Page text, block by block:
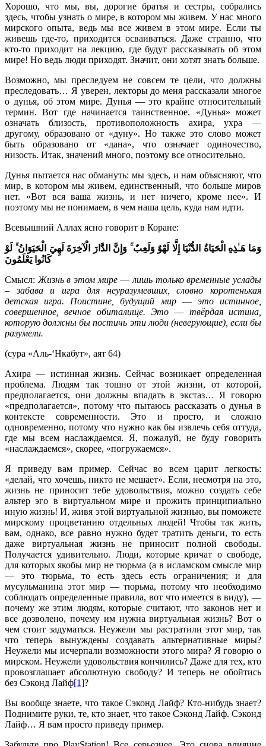
Хорошо, что мы, вы, дорогие братья и сестры, собрались
здесь, чтобы узнать о мире, в котором мы живем. У нас много
мирского опыта, ведь мы все живем в этом мире. Если ты
живешь где-то, приходится осваиваться. Даже странно, что
кто-то приходит на лекцию, где будут рассказывать об этом
мире! Но ведь люди приходят. Значит, они хотят знать больше.
Возможно, мы преследуем не совсем те цели, что должны
преследовать… Я уверен, лекторы до меня рассказали многое
о дунья, об этом мире. Дунья — это крайне относительный
термин. Вот где начинается таинственное. «Дунья» может
означать близость, противоположность ахира, ухра —
другому, образовано от «дуну». Но также это слово может
быть образовано от «дана», что означает одиночество,
низость. Итак, значений много, поэтому все относительно.
Дунья пытается нас обмануть: мы здесь, и нам объясняют, что
мир, в котором мы живем, единственный, что больше миров
нет. «Вот вся ваша жизнь, и нет ничего, кроме нее». И
поэтому мы не понимаем, в чем наша цель, куда нам идти.
Всевышний Аллах ясно говорит в Коране:
وَمَا هَـٰذِهِ الْحَيَاةُ الدُّنْيَا إِلَّا لَهْوٌ وَلَعِبٌ ۚ وَإِنَّ الدَّارَ الْآخِرَةَ لَهِيَ الْحَيَوَانُ ۚ لَوْ
كَانُوا يَعْلَمُونَ
Смысл: Жизнь в этом мире— лишь только временные услады
– забава и игра для неуразумевших, словно коротенькая
детская игра. Поистине, будущий мир —это истинное,
совершенное, вечное обиталище. Это— твёрдая истина,
которую должны бы постичь эти люди (неверующие), если бы
разумели.
(сура «Аль-‘Нкабут», аят 64)
Ахира — истинная жизнь. Сейчас возникает определенная
проблема. Людям так тошно от этой жизни, от которой,
предполагается, они должны впадать в экстаз… Я говорю
«предполагается», потому что пытаюсь рассказать о дунья в
контексте современности. Это и просто, и сложно
одновременно, потому что нужно как бы извлечь себя оттуда,
где мы всем наслаждаемся. Я, пожалуй, не буду говорить
«наслаждаемся», скорее, «погружаемся».
Я приведу вам пример. Сейчас во всем царит легкость:
«делай, что хочешь, никто не мешает». Если, несмотря на это,
жизнь не приносит тебе удовольствия, можно создать себе
альтер эго в виртуальном мире и прожить принципиально
иную жизнь! И, живя этой виртуальной жизнью, вы поможете
мирскому процветанию отдельных людей! Чтобы так жить,
вам, однако, все равно нужно будет тратить деньги, то есть
даже виртуальная жизнь не приносит полной свободы.
Получается удивительно. Люди, которые кричат о свободе,
для которых якобы мир не тюрьма (а в исламском смысле мир
— это тюрьма, то есть здесь есть ограничения; и для
мусульманина этот мир — тюрьма, потому что необходимо
соблюдать определенные правила, вот что имеется в виду), —
почему же этим людям, которые считают, что законов нет и
все дозволено, почему им нужна виртуальная жизнь? Вот о
чем стоит задуматься. Неужели мы растратили этот мир, так
что теперь вынуждены создавать альтернативные миры?
Неужели мы исчерпали возможности этого мира? Я говорю о
мирском. Неужели удовольствия кончились? Даже для тех, кто
провозглашает абсолютную свободу? И теперь не обойтись
без Сэконд Лайф[1]?
Вы вообще знаете, что такое Сэконд Лайф? Кто-нибудь знает?
Поднимите руки, те, кто знает, что такое Сэконд Лайф. Сэконд
Лайф… Я вам просто приведу пример.